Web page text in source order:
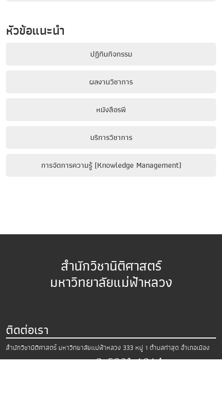
หัวข้อแนะนำ
ปฏิทินกิจกรรม
ผลงานวิชาการ
หนังสือรพี
บริการวิชาการ
การจัดการความรู้ (Knowledge Management)
สำนักวิชานิติศาสตร์
มหาวิทยาลัยแม่ฟ้าหลวง
ติดต่อเรา
สำนักวิชานิติศาสตร์ มหาวิทยาลัยแม่ฟ้าหลวง 333 หมู่ 1 ตำบลท่าสุด อำเภอเมือง
0-5391-6864